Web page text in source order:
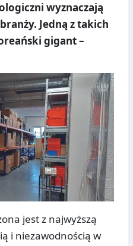
wyznaczają
Jedną z takich
gigant –
jest z najwyższą
i niezawodnością w